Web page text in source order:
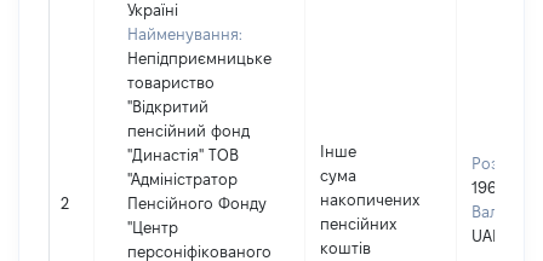
2
Україні
Найменування:
Непідприємницьке
товариство
"Відкритий
пенсійний фонд
"Династія" ТОВ
"Адміністратор
Пенсійного Фонду
"Центр
персоніфікованого
Інше
сума
накопичених
пенсійних
коштів
Розмір:
19688
Валюта:
UAH